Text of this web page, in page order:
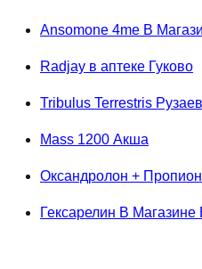
Ansomone 4me В
Radjay в аптеке Гуково
Tribulus Terrestris
Mass 1200 Акша
Оксандролон +
Гексарелин В